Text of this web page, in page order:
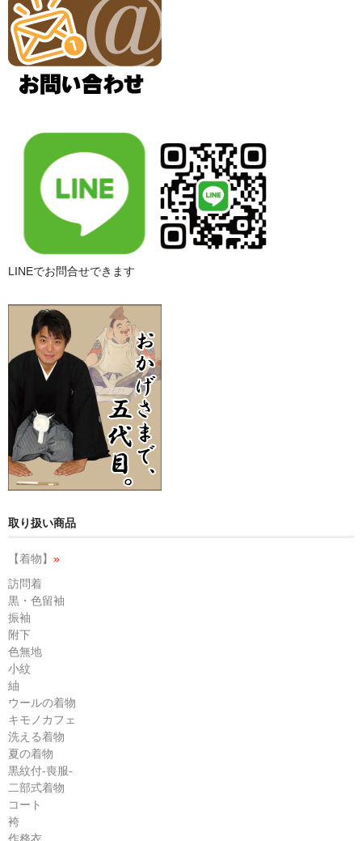
LINEでお問合せできます
取り扱い商品
【着物】 »
訪問着
黒・色留袖
振袖
附下
色無地
小紋
紬
ウールの着物
キモノカフェ
洗える着物
夏の着物
黒紋付-喪服-
二部式着物
コート
袴